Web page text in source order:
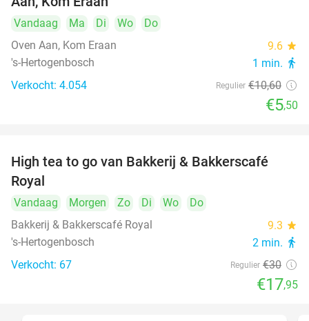
Vandaag Ma Di Wo
Do
Oven Aan, Kom Eraan
9.6 star
's-Hertogenbosch 1 min. directions_walk
Verkocht: 4.054 Regulier €10,60
€5,50
40%
High tea to go van Bakkerij & Bakkerscafé
Royal
Vandaag Morgen Zo Di Wo
Do
Bakkerij & Bakkerscafé Royal
9.3 star
's-Hertogenbosch 2 min. directions_walk
Verkocht: 67 Regulier €30
€17,95